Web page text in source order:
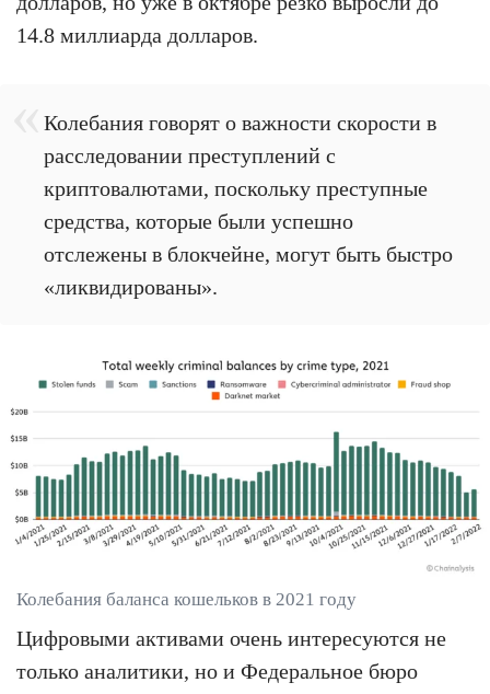
14.8 миллиарда долларов.
Колебания говорят о важности скорости в
расследовании преступлений с
криптовалютами, поскольку преступные
средства, которые были успешно
отслежены в блокчейне, могут быть быстро
«ликвидированы».
Колебания баланса кошельков в 2021 году
Цифровыми активами очень интересуются не
только аналитики, но и Федеральное бюро